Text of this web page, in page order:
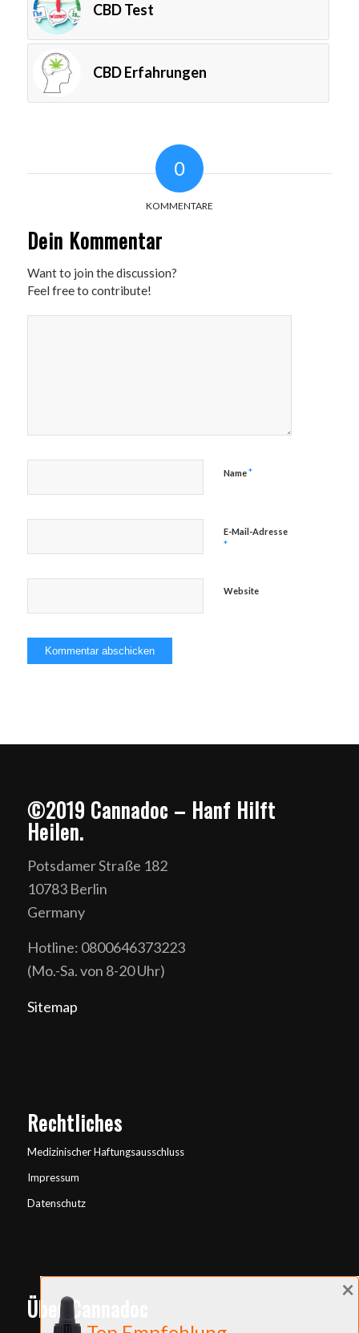
CBD Test
CBD Erfahrungen
0
KOMMENTARE
Dein Kommentar
Want to join the discussion?
Feel free to contribute!
Name*
E-Mail-Adresse
*
Website
©2019 Cannadoc – Hanf Hilft
Heilen.
Potsdamer Straße 182
10783 Berlin
Germany
Hotline: 0800646373223
(Mo.-Sa. von 8-20 Uhr)
Sitemap
Rechtliches
Medizinischer Haftungsausschluss
Impressum
Datenschutz
Über Cannadoc
×